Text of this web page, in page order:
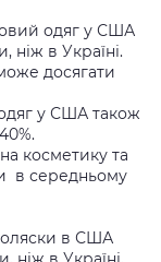
одяг у США
ніж в Україні.
досягати
у США також
косметику та
в середньому
в США